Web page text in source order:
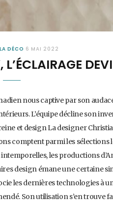
DÉCO 6 MAI 2022
nous captive par son
L’équipe décline son
et design La designer
comptent parmi les sélections
les productions
design émane une certaine
les dernières technologies à
Son utilisation s’en trouve